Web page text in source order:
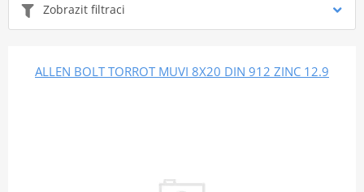
Zobrazit filtraci
ALLEN BOLT TORROT MUVI 8X20 DIN 912 ZINC 12.9